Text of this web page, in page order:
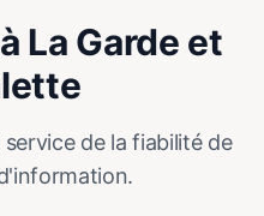
La Garde et
de la fiabilité de